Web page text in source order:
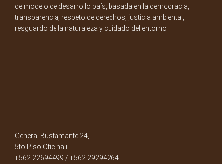
de modelo de desarrollo país, basada en la democracia,
transparencia, respeto de derechos, justicia ambiental,
resguardo de la naturaleza y cuidado del entorno.
General Bustamante 24,
5to Piso Oficina i.
+562 22694499 / +562 29294264